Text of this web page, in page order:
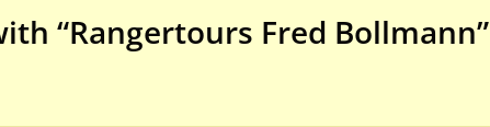
“Rangertours Fred Bollmann”